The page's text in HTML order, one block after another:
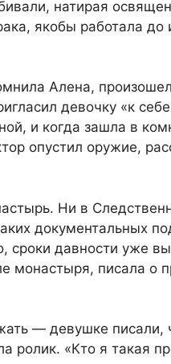
натирая
якобы работала
Алена,
девочку «к
и когда зашла в
опустил оружие,
Ни в
документальных
сроки давности уже
монастыря, писала о
— девушке писали,
ролик. «Кто я такая